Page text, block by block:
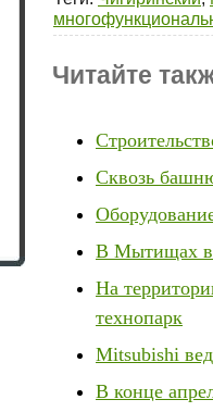
Читайте
Сквозь
В Мытищах
На
технопарк
Mitsubishi
В конце